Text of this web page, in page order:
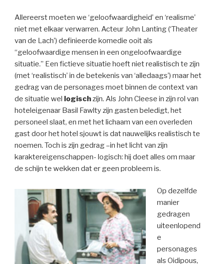
Allereerst moeten we ‘geloofwaardigheid’ en ‘realisme’
niet met elkaar verwarren. Acteur John Lanting (‘Theater
van de Lach’) definieerde komedie ooit als
“geloofwaardige mensen in een ongeloofwaardige
situatie.” Een fictieve situatie hoeft niet realistisch te zijn
(met ‘realistisch’ in de betekenis van ‘alledaags’) maar het
gedrag van de personages moet binnen de context van
de situatie wel logischzijn. Als John Cleese in zijn rol van
hoteleigenaar Basil Fawlty zijn gasten beledigt, het
personeel slaat, en met het lichaam van een overleden
gast door het hotel sjouwt is dat nauwelijks realistisch te
noemen. Toch is zijn gedrag –in het licht van zijn
karaktereigenschappen- logisch: hij doet alles om maar
de schijn te wekken dat er geen probleem is.
Op dezelfde
manier
gedragen
uiteenlopend
e
personages
als Oidipous,